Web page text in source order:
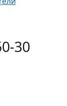
30